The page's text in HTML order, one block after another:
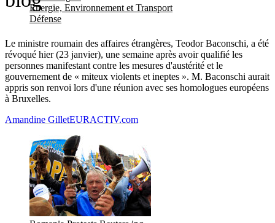
Energie, Environnement et Transport
Défense
Le ministre roumain des affaires étrangères, Teodor Baconschi, a été
révoqué hier (23 janvier), une semaine après avoir qualifié les
personnes manifestant contre les mesures d'austérité et le
gouvernement de « miteux violents et ineptes ». M. Baconschi aurait
appris son renvoi lors d'une réunion avec ses homologues européens
à Bruxelles.
Amandine GilletEURACTIV.com